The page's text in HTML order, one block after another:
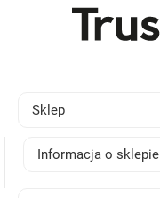
Sklep
Informacja o sklepie